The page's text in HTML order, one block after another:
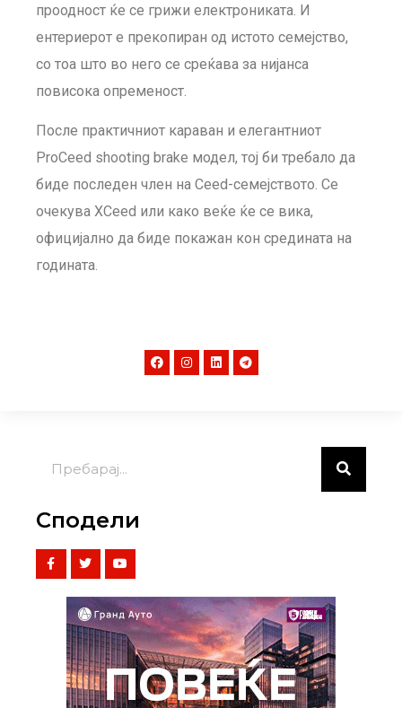
проодност ќе се грижи електрониката. И
ентериерот е прекопиран од истото семејство,
со тоа што во него се среќава за нијанса
повисока опременост.
После практичниот караван и елегантниот
ProCeed shooting brake модел, тој би требало да
биде последен член на Ceed-семејството. Се
очекува XCeed или како веќе ќе се вика,
официјално да биде покажан кон средината на
годината.
Сподели